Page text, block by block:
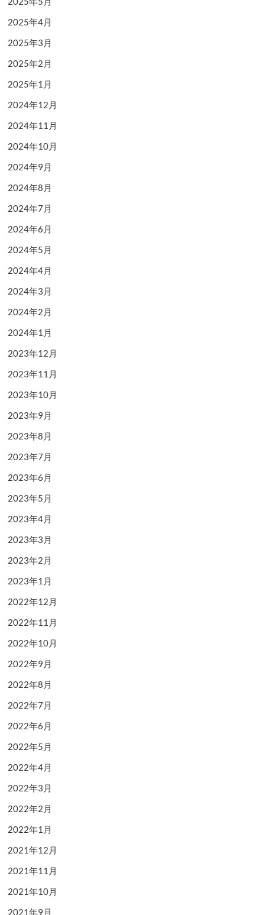
2025年4月
2025年3月
2025年2月
2025年1月
2024年12月
2024年11月
2024年10月
2024年9月
2024年8月
2024年7月
2024年6月
2024年5月
2024年4月
2024年3月
2024年2月
2024年1月
2023年12月
2023年11月
2023年10月
2023年9月
2023年8月
2023年7月
2023年6月
2023年5月
2023年4月
2023年3月
2023年2月
2023年1月
2022年12月
2022年11月
2022年10月
2022年9月
2022年8月
2022年7月
2022年6月
2022年5月
2022年4月
2022年3月
2022年2月
2022年1月
2021年12月
2021年11月
2021年10月
2021年9月